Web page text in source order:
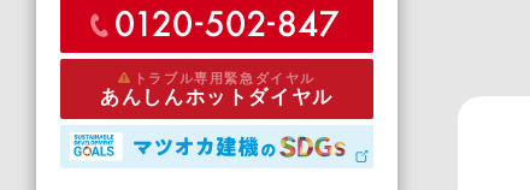
トラブル専用緊急ダイヤル
あんしんホットダイヤル